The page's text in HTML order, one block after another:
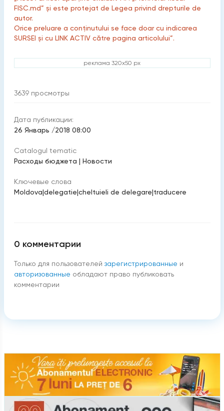
FISC.md” și este protejat de Legea privind drepturile de
autor.
Orice preluare a conținutului se face doar cu indicarea
SURSEI și cu LINK ACTIV către pagina articolului”.
реклама 320x50 px
3639 просмотры
Дата публикации:
26 Январь /2018 08:00
Catalogul tematic
Расходы бюджета | Новости
Ключевые слова
Moldova|delegatie|cheltuieli de delegare|traducere
0 комментарии
Только для пользователей зарегистрированные и
авторизованные обладают право публиковать
комментарии